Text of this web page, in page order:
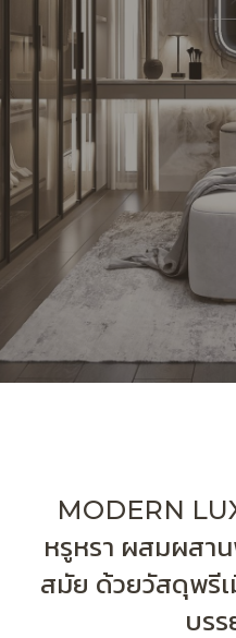
MODERN
หรูหรา ผสมผสา
สมัย ด้วยวัสดุพรีเ
บร